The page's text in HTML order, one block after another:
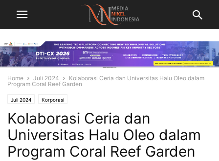
Home Juli 2024
Kolaborasi Ceria dan Universitas Halu Oleo dalam
Program Coral Reef Garden
Juli 2024 Korporasi
Kolaborasi Ceria dan
Universitas Halu Oleo dalam
Program Coral Reef Garden